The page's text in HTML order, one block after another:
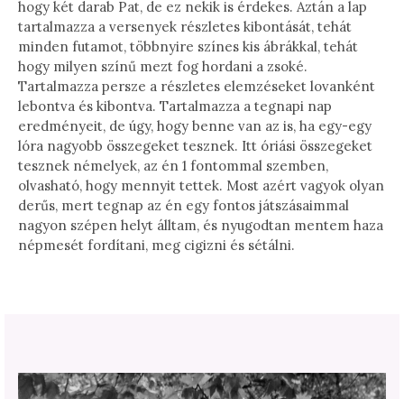
hogy két darab Pat, de ez nekik is érdekes. Aztán a lap
tartalmazza a versenyek részletes kibontását, tehát
minden futamot, többnyire színes kis ábrákkal, tehát
hogy milyen színű mezt fog hordani a zsoké.
Tartalmazza persze a részletes elemzéseket lovanként
lebontva és kibontva. Tartalmazza a tegnapi nap
eredményeit, de úgy, hogy benne van az is, ha egy-egy
lóra nagyobb összegeket tesznek. Itt óriási összegeket
tesznek némelyek, az én 1 fontommal szemben,
olvasható, hogy mennyit tettek. Most azért vagyok olyan
derűs, mert tegnap az én egy fontos játszásaimmal
nagyon szépen helyt álltam, és nyugodtan mentem haza
népmesét fordítani, meg cigizni és sétálni.